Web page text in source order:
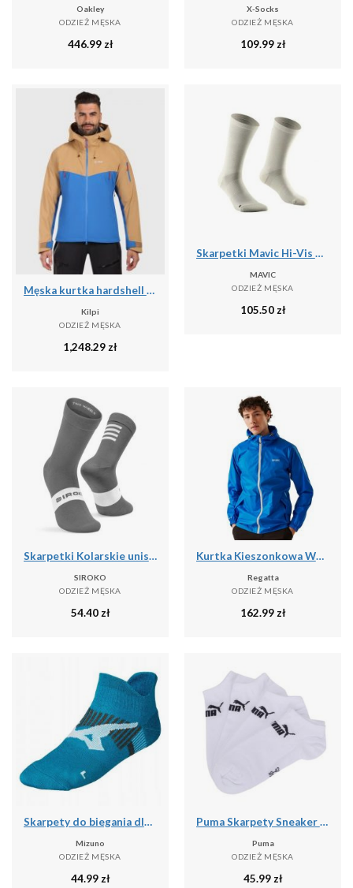
Oakley
ODZIEŻ MĘSKA
446.99 zł
X-Socks
ODZIEŻ MĘSKA
109.99 zł
Męska kurtka hardshell Kilpi TRINITY-M
Kilpi
ODZIEŻ MĘSKA
1,248.29 zł
Skarpetki Mavic Hi-Vis High
MAVIC
ODZIEŻ MĘSKA
105.50 zł
Skarpetki Kolarskie unisex SIROKO S1 Grey Saas
SIROKO
ODZIEŻ MĘSKA
54.40 zł
Kurtka Kieszonkowa Wodoodporna Męska + Worek Pack It III
Regatta
ODZIEŻ MĘSKA
162.99 zł
Skarpety do biegania dla dorosłych Mizuno DryLite Race Mid
Mizuno
ODZIEŻ MĘSKA
44.99 zł
Puma Skarpety Sneaker 93531502
Puma
ODZIEŻ MĘSKA
45.99 zł